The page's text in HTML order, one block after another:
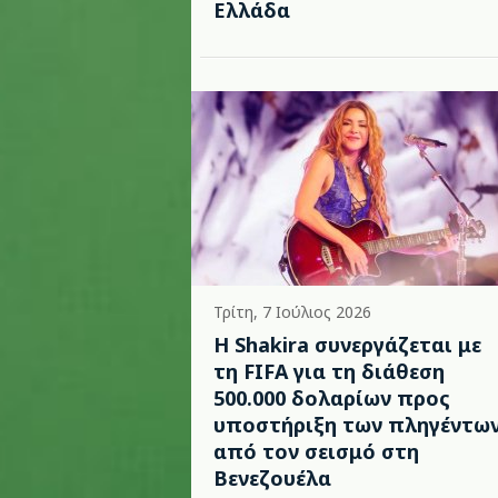
Ελλάδα
Τρίτη, 7 Ιούλιος 2026
Η Shakira συνεργάζεται με
τη FIFA για τη διάθεση
500.000 δολαρίων προς
υποστήριξη των
από τον σεισμό στη
Βενεζουέλα